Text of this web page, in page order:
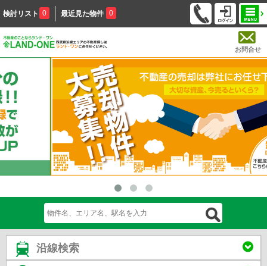
検討リスト 0 最近見た物件 0
お問合せ
沿線検索